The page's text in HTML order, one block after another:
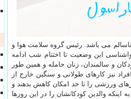
ناسالم می باشد. رئیس گروه سلامت هوا و
این وضعیت تا اختتام شب ادامه
و سالمندان، زنان حامله و همین طور
نیز كارهای طولانی و سنگین خارج از
ورزشی را تا حد امكان كاهش بدهند و
والدین كودكانشان را در این روزها